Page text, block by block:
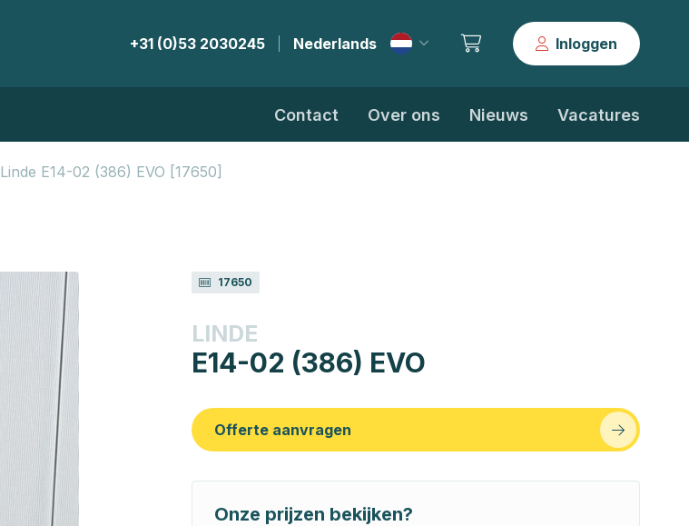
+31 (0)53 2030245 | Nederlands Inloggen
Contact Over ons Nieuws Vacatures
Linde E14-02 (386) EVO [17650]
17650
LINDE
E14-02 (386) EVO
Offerte aanvragen
Onze prijzen bekijken?